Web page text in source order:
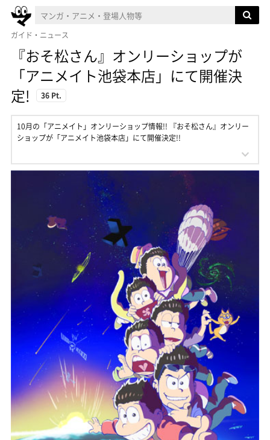
ガイド・ニュース
『おそ松さん』オンリーショップが
「アニメイト池袋本店」にて開催決
定!
36 Pt.
10月の「アニメイト」オンリーショップ情報!! 『おそ松さん』オンリー
ショップが「アニメイト池袋本店」にて開催決定!!